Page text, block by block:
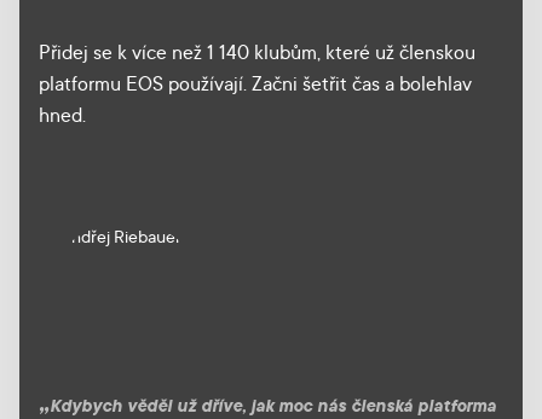
Přidej se k více než 1 140 klubům, které už členskou
platformu EOS používají. Začni šetřit čas a bolehlav
hned.
Kdybych věděl už dříve, jak moc nás členská platforma